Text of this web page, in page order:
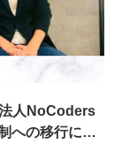
人NoCoders
への移行につ